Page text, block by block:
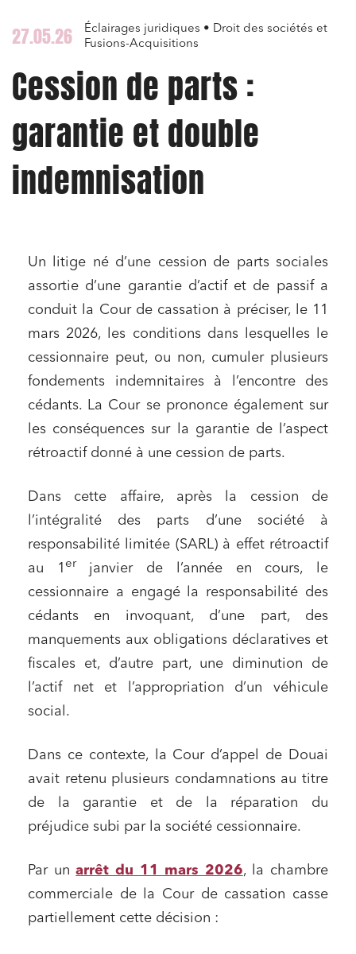
27.05.26
Éclairages juridiques • Droit des sociétés et
Fusions-Acquisitions
Cession de parts :
garantie et double
indemnisation
Un litige né d’une cession de parts sociales
assortie d’une garantie d’actif et de passif a
conduit la Cour de cassation à préciser, le 11
mars 2026, les conditions dans lesquelles le
cessionnaire peut, ou non, cumuler plusieurs
fondements indemnitaires à l’encontre des
cédants. La Cour se prononce également sur
les conséquences sur la garantie de l’aspect
rétroactif donné à une cession de parts.
Dans cette affaire, après la cession de
l’intégralité des parts d’une société à
responsabilité limitée (SARL) à effet rétroactif
au 1 er janvier de l’année en cours, le
cessionnaire a engagé la responsabilité des
cédants en invoquant, d’une part, des
manquements aux obligations déclaratives et
fiscales et, d’autre part, une diminution de
l’actif net et l’appropriation d’un véhicule
social.
Dans ce contexte, la Cour d’appel de Douai
avait retenu plusieurs condamnations au titre
de la garantie et de la réparation du
préjudice subi par la société cessionnaire.
Par unarrêt du 11 mars 2026, la chambre
commerciale de la Cour de cassation casse
partiellement cette décision :